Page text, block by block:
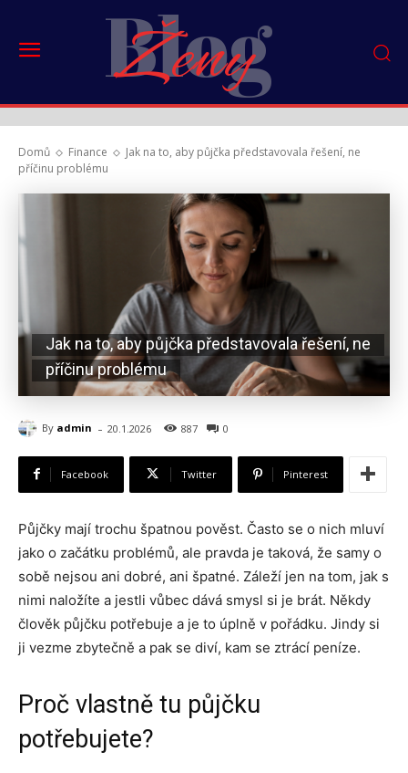
Blog
Ženy
Domů Finance
Jak na to, aby půjčka představovala řešení, ne
příčinu problému
Jak na to, aby půjčka představovala řešení, ne
příčinu problému
By admin - 20.1.2026 887 0
Facebook Twitter Pinterest
Půjčky mají trochu špatnou pověst. Často se o nich mluví
jako o začátku problémů, ale pravda je taková, že samy o
sobě nejsou ani dobré, ani špatné. Záleží jen na tom, jak s
nimi naložíte a jestli vůbec dává smysl si je brát. Někdy
člověk půjčku potřebuje a je to úplně v pořádku. Jindy si
ji vezme zbytečně a pak se diví, kam se ztrácí peníze.
Proč vlastně tu půjčku
potřebujete?